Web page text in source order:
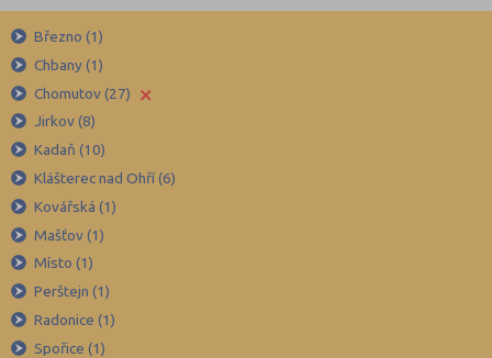
Beroun (85)
Blansko (88)
Brno-město (317)
Brno-venkov (149)
Bruntál (73)
Břeclav (84)
Česká Lípa (79)
České Budějovice (173)
Český Krumlov (49)
Děčín (106)
Březno (1)
Chbany (1)
Chomutov (27)
×
Jirkov (8)
Kadaň (10)
Klášterec nad Ohří (6)
Kovářská (1)
Mašťov (1)
Místo (1)
Perštejn (1)
Radonice (1)
Spořice (1)